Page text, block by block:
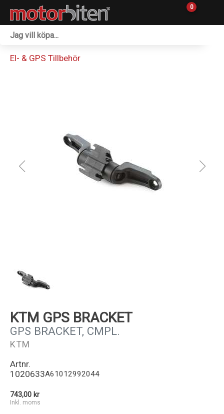
0
Reservdelar
Sprängskisser
El- & GPS Tillbehör
KTM GPS BRACKET
GPS BRACKET, CMPL.
KTM
Artnr.
1020633A61012992044
743,00 kr
Inkl. moms